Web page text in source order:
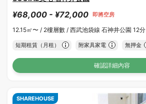
¥68,000 - ¥72,000 即將空房
12.15㎡〜 / 2樓層數 / 西武池袋線 石神井公園 12分
短期租賃（月租） 附家具家電 無押金
確認詳細內容
SHAREHOUSE